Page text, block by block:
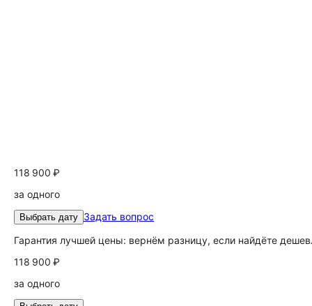
118 900 ₽
за одного
Выбрать дату Задать вопрос
Гарантия лучшей цены: вернём разницу, если найдёте
118 900 ₽
за одного